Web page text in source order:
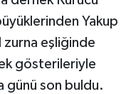
Yakup
zurna eşliğinde
gösterileriyle
günü son buldu.